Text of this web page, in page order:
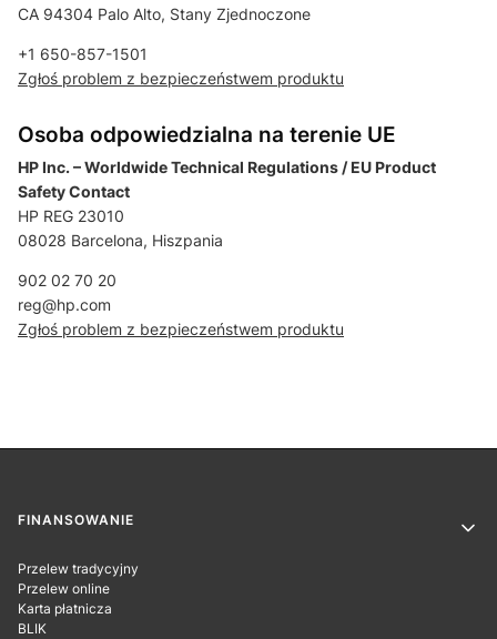
CA 94304 Palo Alto, Stany Zjednoczone
+1 650-857-1501
Zgłoś problem z bezpieczeństwem produktu
Osoba odpowiedzialna na terenie UE
HP Inc. – Worldwide Technical Regulations / EU Product
Safety Contact
HP REG 23010
08028 Barcelona, Hiszpania
902 02 70 20
reg@hp.com
Zgłoś problem z bezpieczeństwem produktu
Linki w stopce
FINANSOWANIE
Przelew tradycyjny
Przelew online
Karta płatnicza
BLIK